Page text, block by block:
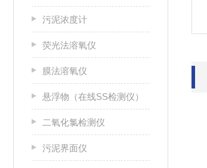
污泥浓度计
荧光法溶氧仪
膜法溶氧仪
悬浮物（在线SS检测仪）
二氧化氯检测仪
污泥界面仪